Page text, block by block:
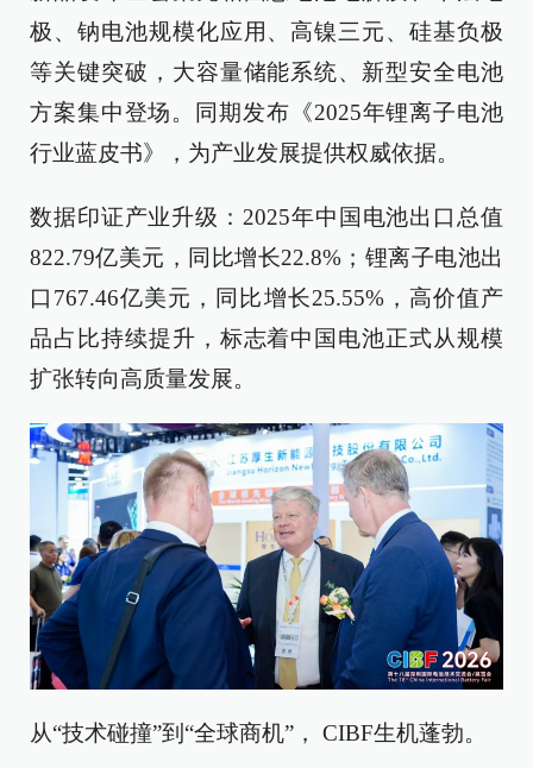
极、钠电池规模化应用、高镍三元、硅基负极
等关键突破，大容量储能系统、新型安全电池
方案集中登场。同期发布《2025年锂离子电池
行业蓝皮书》，为产业发展提供权威依据。
数据印证产业升级：2025年中国电池出口总值
822.79亿美元，同比增长22.8%；锂离子电池出
口767.46亿美元，同比增长25.55%，高价值产
品占比持续提升，标志着中国电池正式从规模
扩张转向高质量发展。
从“技术碰撞”到“全球商机”， CIBF生机蓬勃。